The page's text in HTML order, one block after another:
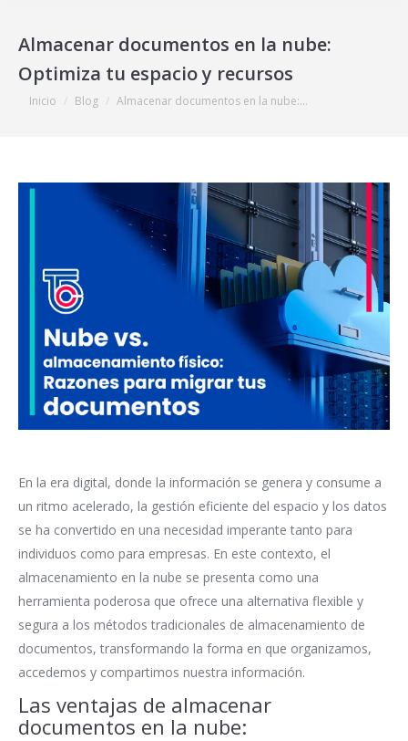
Almacenar documentos en la nube:
Optimiza tu espacio y recursos
Estás aquí:
Inicio Blog Almacenar documentos en la nube:…
En la era digital, donde la información se genera y consume a
un ritmo acelerado, la gestión eficiente del espacio y los datos
se ha convertido en una necesidad imperante tanto para
individuos como para empresas. En este contexto, el
almacenamiento en la nube se presenta como una
herramienta poderosa que ofrece una alternativa flexible y
segura a los métodos tradicionales de almacenamiento de
documentos, transformando la forma en que organizamos,
accedemos y compartimos nuestra información.
Las ventajas de almacenar
documentos en la nube: